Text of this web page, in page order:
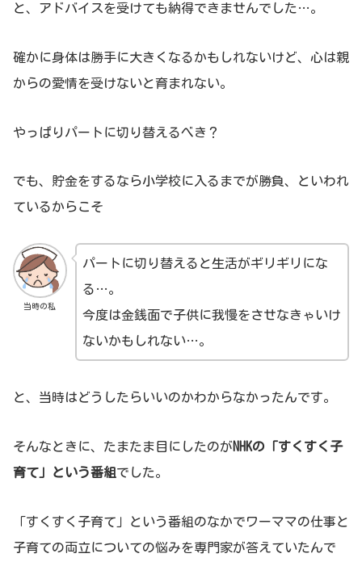
と、アドバイスを受けても納得できませんでした…。
確かに身体は勝手に大きくなるかもしれないけど、心は親
からの愛情を受けないと育まれない。
やっぱりパートに切り替えるべき？
でも、貯金をするなら小学校に入るまでが勝負、といわれ
ているからこそ
当時の私
パートに切り替えると生活がギリギリにな
る…。
今度は金銭面で子供に我慢をさせなきゃいけ
ないかもしれない…。
と、当時はどうしたらいいのかわからなかったんです。
そんなときに、たまたま目にしたのがNHKの「すくすく子
育て」という番組 でした。
「すくすく子育て」という番組のなかでワーママの仕事と
子育ての両立についての悩みを専門家が答えていたんで